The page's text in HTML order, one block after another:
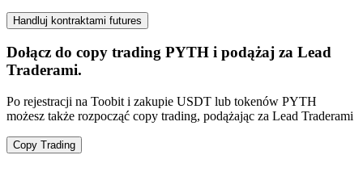
Handluj kontraktami futures
Dołącz do copy trading PYTH i podążaj za Lead
Traderami.
Po rejestracji na Toobit i zakupie USDT lub tokenów PYTH
możesz także rozpocząć copy trading, podążając za Lead Traderami
Copy Trading